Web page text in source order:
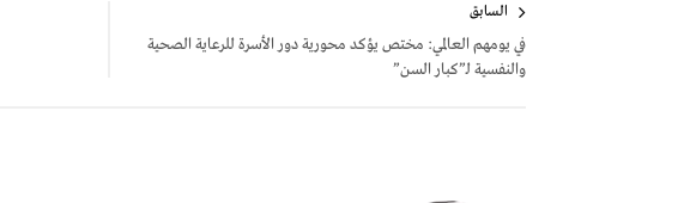
المقالات
السابق
في يومهم العالمي: مختص يؤكد محورية دور الأسرة للرعاية الصحية
والنفسية لـ”كبار السن”